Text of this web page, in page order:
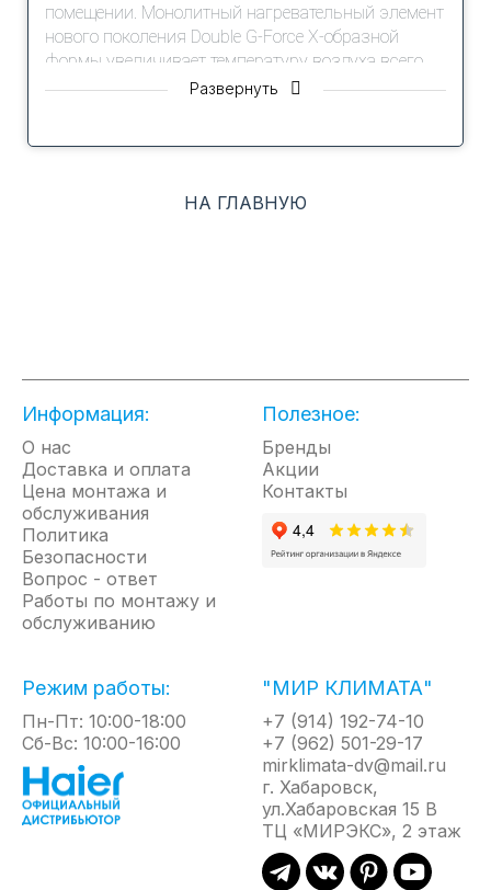
помещении. Монолитный нагревательный элемент
нового поколения Double G-Force X-образной
формы увеличивает температуру воздуха всего
за 75 секунд. Многоуровневая система защиты:
устанавливать там, где удобно, ведь в комплекте
Развернуть
НА ГЛАВНУЮ
Информация:
О нас
Доставка и оплата
Цена монтажа и
обслуживания
Политика
Безопасности
Вопрос - ответ
Работы по монтажу и
обслуживанию
Полезное:
Бренды
Акции
Контакты
Режим работы:
Пн-Пт: 10:00-18:00
Сб-Вс: 10:00-16:00
"МИР КЛИМАТА"
+7 (914) 192-74-10
+7 (962) 501-29-17
mirklimata-dv@mail.ru
г. Хабаровск,
ул.Хабаровская 15 В
ТЦ «МИРЭКС», 2 этаж